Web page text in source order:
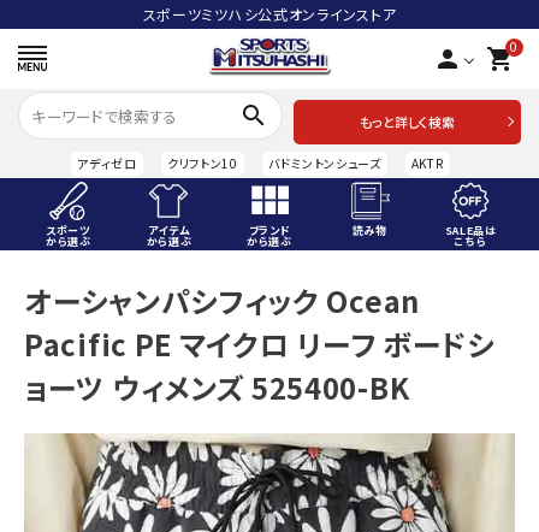
スポーツミツハシ公式オンラインストア
person 0
shopping_cart
search
もっと詳しく検索
アディゼロ クリフトン10 バドミントンシューズ AKTR
スポーツ
から選ぶ
アイテム
から選ぶ
ブランド
から選ぶ
読み物 SALE品は
こちら
ACCOUNT MENU
ようこそ ゲスト 様
ログイン person 会員登録
スポーツから選ぶ
アイテムから選ぶ
オーシャンパシフィック Ocean
Pacific PE マイクロ リーフ ボードシ
ョーツ ウィメンズ 525400-BK